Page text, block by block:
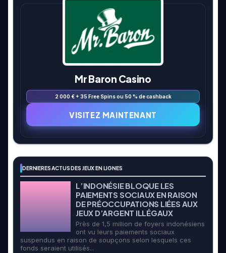
Mr Baron Casino
2 000 € + 35 Free Spins ou 50 % de cashback
VISITEZ MAINTENANT
DERNIERES ACTUS DES JEUX EN LIGNES
L’INDONÉSIE BLOQUE LES
PAIEMENTS SOCIAUX EN RAISON
DE PRÉOCCUPATIONS LIÉES AUX
JEUX D’ARGENT ILLÉGAUX
Près de 1,5 million de foyers indonésiens
ont vu leurs paiements sociaux
suspendus en raison de soupçons selon lesquels ces
fonds seraient utilisés...